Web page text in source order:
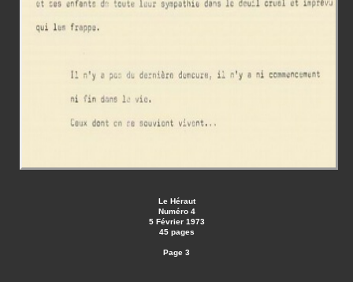
Le Héraut
Numéro 4
5 Février 1973
45 pages
Page 3